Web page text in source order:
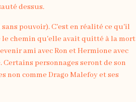
dessus.
pouvoir). C'est en réalité ce qu'il
le chemin qu'elle avait quitté à la mort
ami avec Ron et Hermione avec
personnages seront de son
non comme Drago Malefoy et ses